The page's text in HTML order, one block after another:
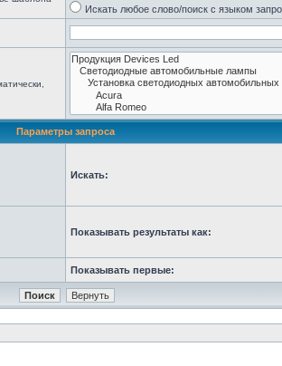
Искать любое слово/поиск с языком
Параметры запроса
Искать:
Показывать результаты как:
Показывать первые: